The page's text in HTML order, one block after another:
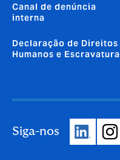
Canal de denúncia
interna
Declaração de Direitos
Humanos e Escravatura
Siga-nos